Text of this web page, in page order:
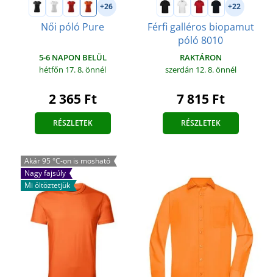
+26
Női póló Pure
5-6 NAPON BELÜL
hétfőn 17. 8.önnél
2 365 Ft
RÉSZLETEK
+22
Férfi galléros biopamut
póló 8010
RAKTÁRON
szerdán 12. 8.önnél
7 815 Ft
RÉSZLETEK
Akár 95 °C-on is mosható
Nagy fajsúly
Mi öltöztetjük